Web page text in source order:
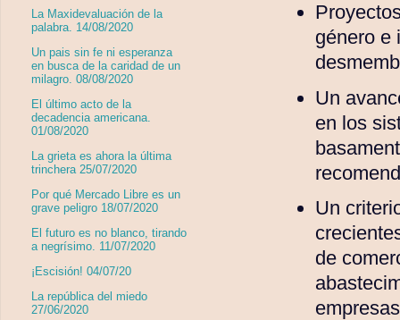
género e
Un
en los
Un
de
La Maxidevaluación de la
palabra. 14/08/2020
Un pais sin fe ni esperanza
en busca de la caridad de un
milagro. 08/08/2020
El último acto de la
decadencia americana.
01/08/2020
La grieta es ahora la última
trinchera 25/07/2020
Por qué Mercado Libre es un
grave peligro 18/07/2020
El futuro es no blanco, tirando
a negrísimo. 11/07/2020
¡Escisión! 04/07/20
La república del miedo
27/06/2020